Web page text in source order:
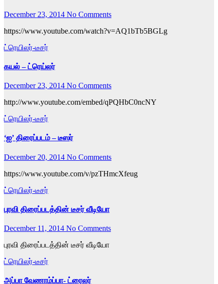
December 23, 2014 No Comments
https://www.youtube.com/watch?v=AQ1bTb5BGLg
ட்ரெயிலர்-டீசர்
கயல் – ட்ரெய்லர்
December 23, 2014 No Comments
http://www.youtube.com/embed/qPQHbC0ncNY
ட்ரெயிலர்-டீசர்
‘ஐ’ திரைப்படம் – டீஸர்
December 20, 2014 No Comments
https://www.youtube.com/v/pzTHmcXfeug
ட்ரெயிலர்-டீசர்
புரவி திரைப்படத்தின் டீசர் வீடியோ
December 11, 2014 No Comments
புரவி திரைப்படத்தின் டீசர் வீடியோ
ட்ரெயிலர்-டீசர்
அப்பா வேணாம்ப்பா- ட்ரைலர்